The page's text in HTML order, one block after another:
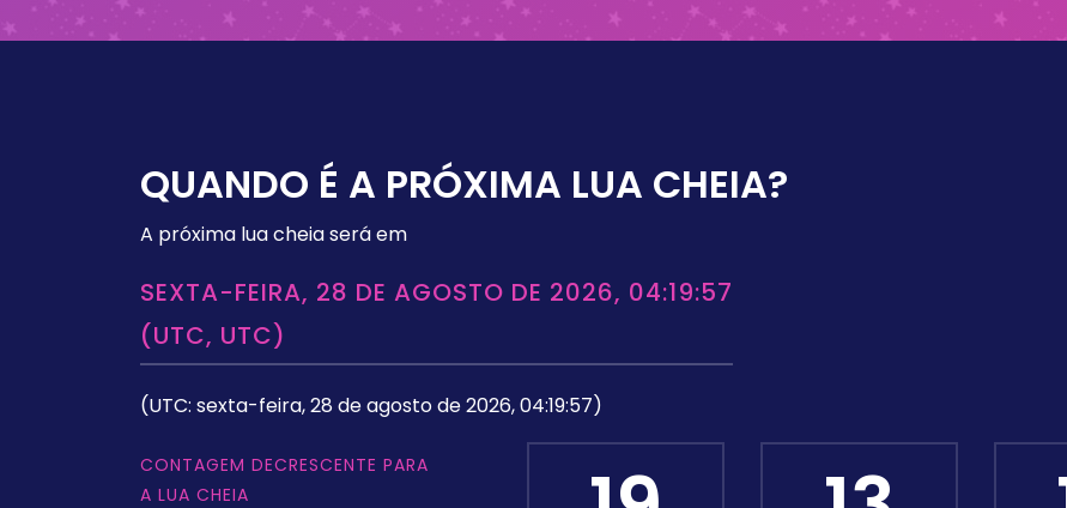
QUANDO É A PRÓXIMA LUA CHEIA?
A próxima lua cheia será em
SEXTA-FEIRA, 28 DE AGOSTO DE 2026, 04:19:57
(UTC, UTC)
(UTC: sexta-feira, 28 de agosto de 2026, 04:19:57)
CONTAGEM DECRESCENTE PARA
A LUA CHEIA